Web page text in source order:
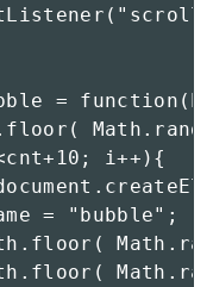
=
i++){
= "bubble";